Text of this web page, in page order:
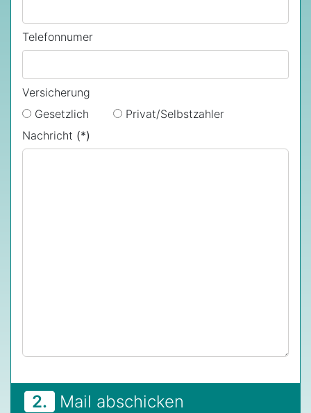
Telefonnumer
Versicherung
Gesetzlich
Privat/Selbstzahler
Nachricht (*)
2. Mail abschicken